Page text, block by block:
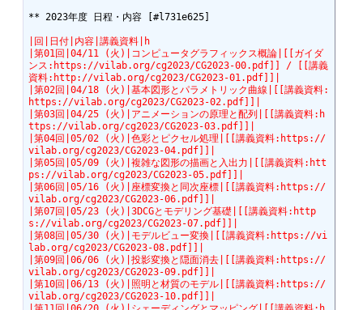
** 2023年度 日程・内容 [#l731e625]
|回|日付|内容|講義資料|h
|第01回|04/11 (火)|コンピュータグラフィックス概論|[[ガイダ
ンス:https://vilab.org/cg2023/CG2023-00.pdf]] / [[講義
資料:http://vilab.org/cg2023/CG2023-01.pdf]]|
|第02回|04/18 (火)|基本図形とパラメトリック曲線|[[講義資料:
https://vilab.org/cg2023/CG2023-02.pdf]]|
|第03回|04/25 (火)|アニメーションの原理と配列|[[講義資料:h
ttps://vilab.org/cg2023/CG2023-03.pdf]]|
|第04回|05/02 (火)|色彩とピクセル処理|[[講義資料:https://
vilab.org/cg2023/CG2023-04.pdf]]|
|第05回|05/09 (火)|複雑な図形の描画と入出力|[[講義資料:htt
ps://vilab.org/cg2023/CG2023-05.pdf]]|
|第06回|05/16 (火)|座標変換と同次座標|[[講義資料:https://
vilab.org/cg2023/CG2023-06.pdf]]|
|第07回|05/23 (火)|3DCGとモデリング基礎|[[講義資料:http
s://vilab.org/cg2023/CG2023-07.pdf]]|
|第08回|05/30 (火)|モデルビュー変換|[[講義資料:https://vi
lab.org/cg2023/CG2023-08.pdf]]|
|第09回|06/06 (火)|投影変換と隠面消去|[[講義資料:https://
vilab.org/cg2023/CG2023-09.pdf]]|
|第10回|06/13 (火)|照明と材質のモデル|[[講義資料:https://
vilab.org/cg2023/CG2023-10.pdf]]|